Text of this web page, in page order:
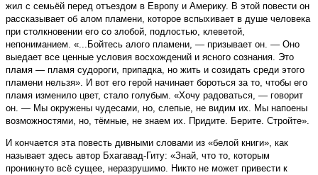
жил с семьёй перед отъездом в Европу и Америку. В этой повести он
рассказывает об алом пламени, которое вспыхивает в душе человека
при столкновении его со злобой, подлостью, клеветой,
непониманием. «...Бойтесь алого пламени, — призывает он. — Оно
выедает все ценные условия восхождений и ясного сознания. Это
пламя — пламя судороги, припадка, но жить и созидать среди этого
пламени нельзя». И вот его герой начинает бороться за то, чтобы его
пламя изменило цвет, стало голубым. «Хочу радоваться, — говорит
он. — Мы окружены чудесами, но, слепые, не видим их. Мы напоены
возможностями, но, тёмные, не знаем их. Придите. Берите. Стройте».
И кончается эта повесть дивными словами из «белой книги», как
называет здесь автор Бхагавад-Гиту: «Знай, что то, которым
проникнуто всё сущее, неразрушимо. Никто не может привести к